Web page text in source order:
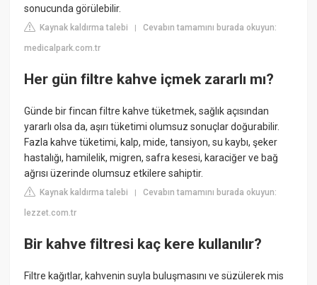
sonucunda görülebilir.
Kaynak kaldırma talebi |Cevabın tamamını burada okuyun:
medicalpark.com.tr
Her gün filtre kahve içmek zararlı mı?
Günde bir fincan filtre kahve tüketmek, sağlık açısından
yararlı olsa da, aşırı tüketimi olumsuz sonuçlar doğurabilir.
Fazla kahve tüketimi, kalp, mide, tansiyon, su kaybı, şeker
hastalığı, hamilelik, migren, safra kesesi, karaciğer ve bağ
ağrısı üzerinde olumsuz etkilere sahiptir.
Kaynak kaldırma talebi |Cevabın tamamını burada okuyun:
lezzet.com.tr
Bir kahve filtresi kaç kere kullanılır?
Filtre kağıtlar, kahvenin suyla buluşmasını ve süzülerek mis